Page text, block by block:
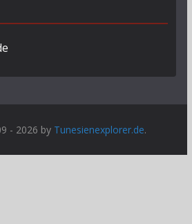
- 2026 by Tunesienexplorer.de.